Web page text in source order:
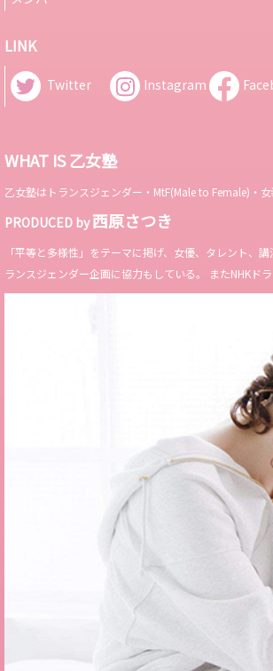
LINK
Twitter Instagram
WHAT IS 乙女塾
乙女塾はトランスジェンダー・MtF(Male to Female)・
PRODUCED by西原さつき
「平等と多様性」をテーマに掲げ、女優、タレント
ランスジェンダー企画に協力もしている。 またNHKド